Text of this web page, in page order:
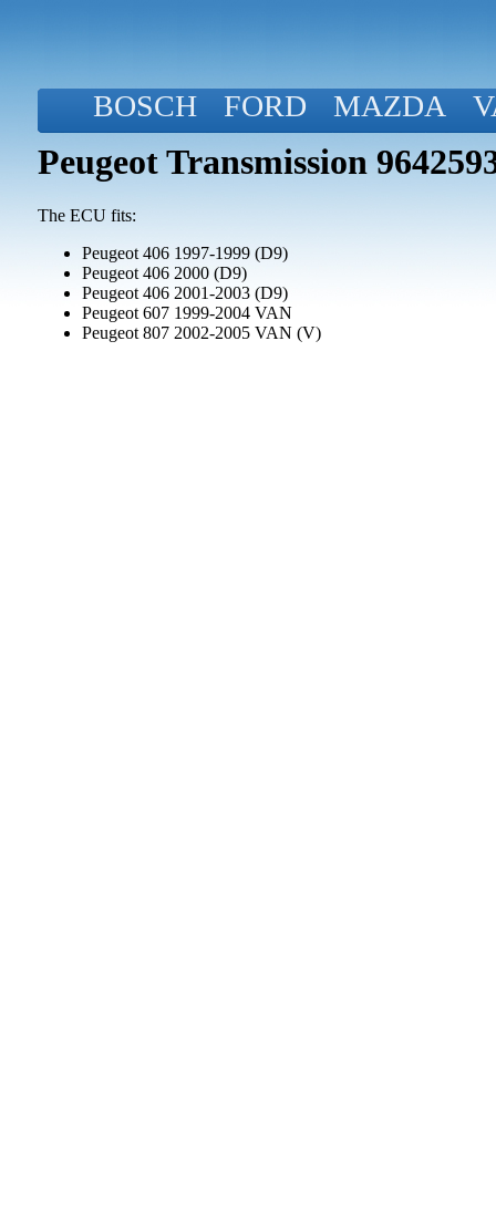
BOSCH FORD MAZDA
Peugeot Transmission
The ECU fits:
Peugeot 406 1997-1999 (D9)
Peugeot 406 2000 (D9)
Peugeot 406 2001-2003 (D9)
Peugeot 607 1999-2004 VAN
Peugeot 807 2002-2005 VAN (V)